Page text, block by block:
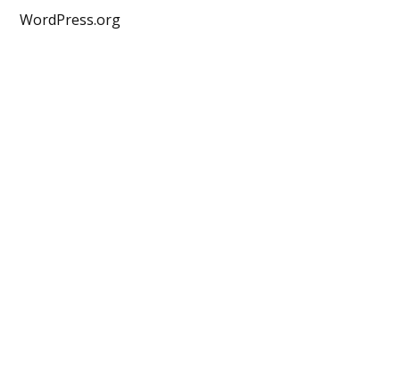
WordPress.org